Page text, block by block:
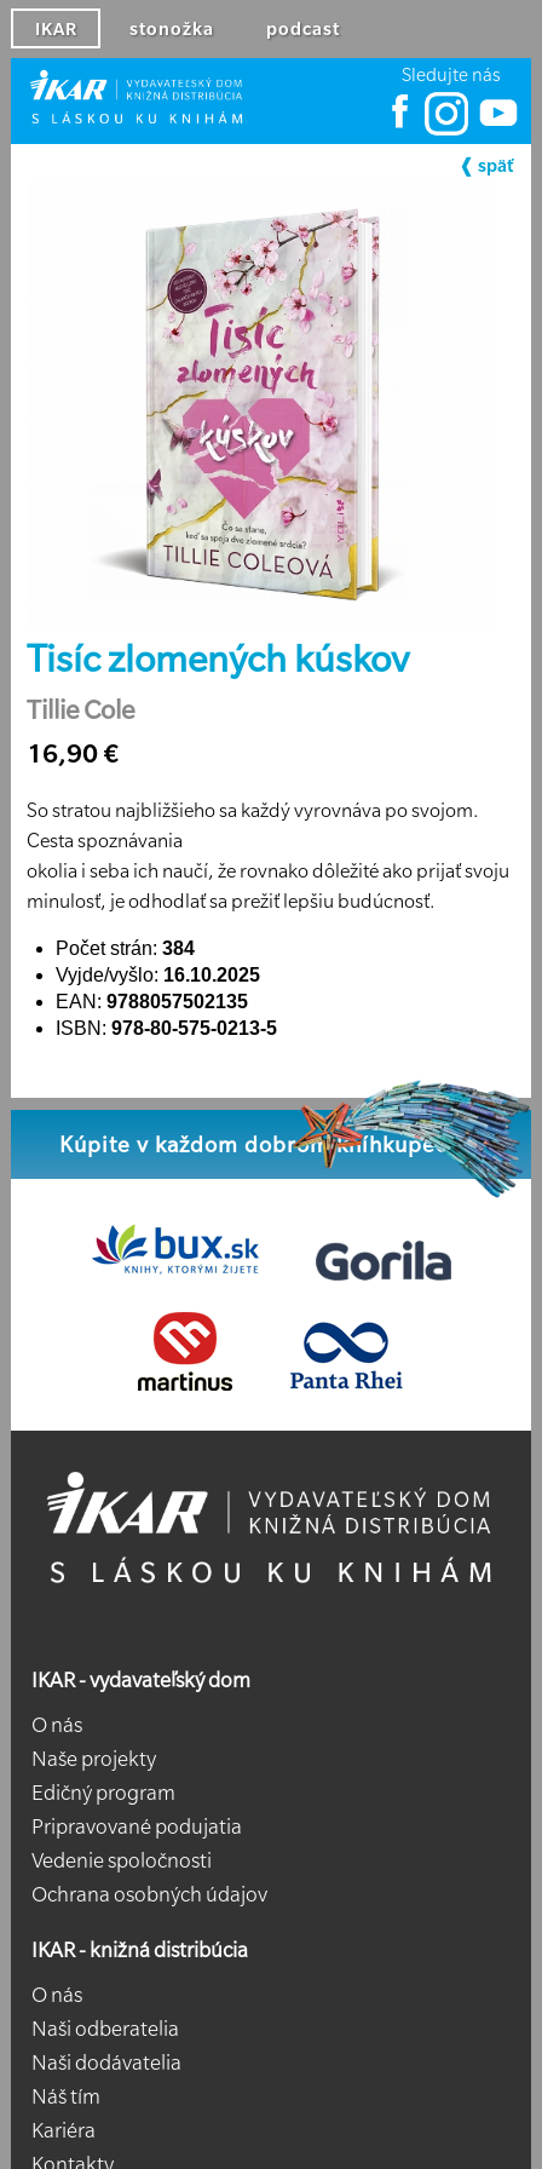
IKAR stonožka podcast
Sledujte nás
Tisíc zlomených kúskov
Tillie Cole
16,90 €
So stratou najbližšieho sa každý vyrovnáva po svojom.
Cesta spoznávania
okolia i seba ich naučí, že rovnako dôležité ako prijať svoju
minulosť, je odhodlať sa prežiť lepšiu budúcnosť.
Počet strán: 384
Vyjde/vyšlo: 16.10.2025
EAN: 9788057502135
ISBN: 978-80-575-0213-5
❰ späť
Kúpite v každom dobrom kníhkupectve
IKAR - vydavateľský dom
O nás
Naše projekty
Edičný program
Pripravované podujatia
Vedenie spoločnosti
Ochrana osobných údajov
IKAR - knižná distribúcia
O nás
Naši odberatelia
Naši dodávatelia
Náš tím
Kariéra